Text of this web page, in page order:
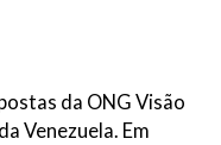
da ONG Visão
Venezuela. Em